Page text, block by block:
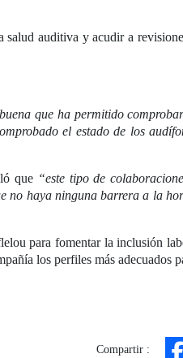
auditiva y acudir a
que ha permitido
el estado de los
que “este tipo de
no haya ninguna barrera a la
para fomentar la inclusión
los perfiles más adecuados
Compartir :